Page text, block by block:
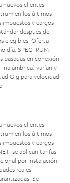
nuevos clientes
en los últimos
impuestos y cargos
después del
elegibles. Oferta
día. SPECTRUM
basadas en conexión
inalámbrica) varían y
Gig para velocidad
nuevos clientes
en los últimos
impuestos y cargos
se aplican tarifas
por instalación.
reales
Se